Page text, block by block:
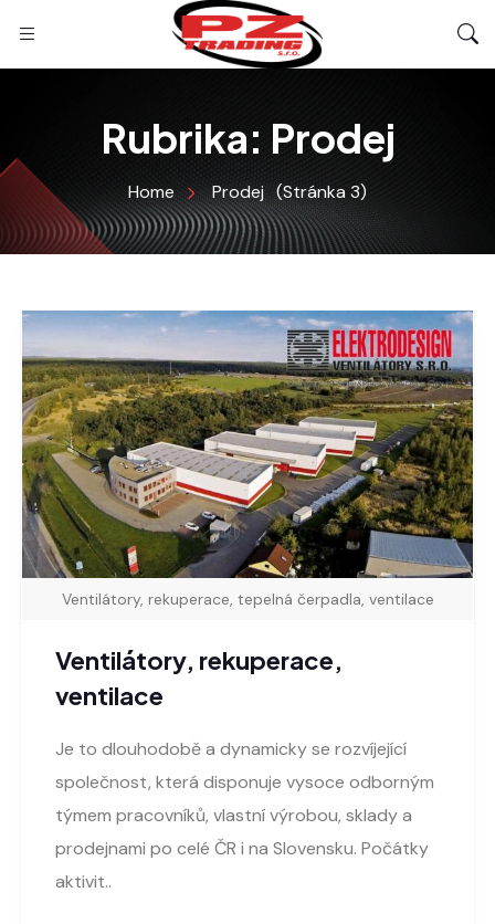
Rubrika: Prodej
Home Prodej (Stránka 3)
Ventilátory, rekuperace, tepelná čerpadla, ventilace
Ventilátory, rekuperace,
ventilace
Je to dlouhodobě a dynamicky se rozvíjející
společnost, která disponuje vysoce odborným
týmem pracovníků, vlastní výrobou, sklady a
prodejnami po celé ČR i na Slovensku. Počátky
aktivit..